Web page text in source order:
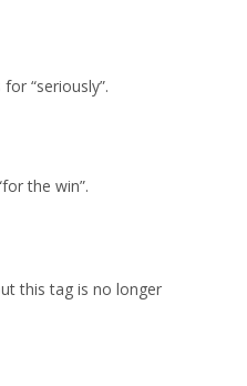
“seriously”.
the win”.
this tag is no longer